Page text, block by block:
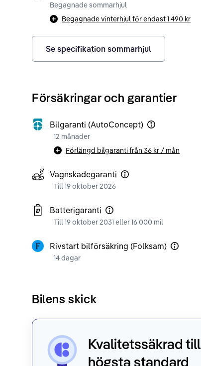
Begagnade sommarhjul
Begagnade vinterhjul för endast1 490 kr
Se specifikation sommarhjul
Försäkringar och garantier
Bilgaranti (AutoConcept)
12 månader
Förlängd bilgaranti från 36 kr / mån
Vagnskadegaranti
Till 19 oktober 2026
Batterigaranti
Till 19 oktober 2031 eller 16 000 mil
Rivstart bilförsäkring (Folksam)
14 dagar
Bilens skick
Kvalitetssäkrad till
högsta standard